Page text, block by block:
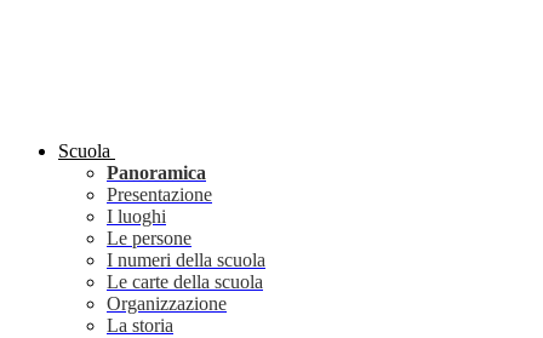
Scuola
Panoramica
Presentazione
I luoghi
Le persone
I numeri della scuola
Le carte della scuola
Organizzazione
La storia